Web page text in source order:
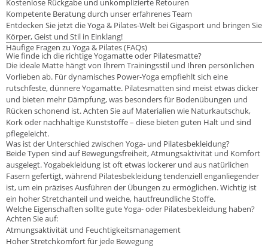
Kostenlose Rückgabe und unkomplizierte Retouren
Kompetente Beratung durch unser erfahrenes Team
Entdecken Sie jetzt die Yoga & Pilates-Welt bei Gigasport und bringen Sie
Körper, Geist und Stil in Einklang!
Häufige Fragen zu Yoga & Pilates (FAQs)
Wie finde ich die richtige Yogamatte oder Pilatesmatte?
Die ideale Matte hängt von Ihrem Trainingsstil und Ihren persönlichen
Vorlieben ab. Für dynamisches Power-Yoga empfiehlt sich eine
rutschfeste, dünnere Yogamatte. Pilatesmatten sind meist etwas dicker
und bieten mehr Dämpfung, was besonders für Bodenübungen und
Rücken schonend ist. Achten Sie auf Materialien wie Naturkautschuk,
Kork oder nachhaltige Kunststoffe – diese bieten guten Halt und sind
pflegeleicht.
Was ist der Unterschied zwischen Yoga- und Pilatesbekleidung?
Beide Typen sind auf Bewegungsfreiheit, Atmungsaktivität und Komfort
ausgelegt. Yogabekleidung ist oft etwas lockerer und aus natürlichen
Fasern gefertigt, während Pilatesbekleidung tendenziell enganliegender
ist, um ein präzises Ausführen der Übungen zu ermöglichen. Wichtig ist
ein hoher Stretchanteil und weiche, hautfreundliche Stoffe.
Welche Eigenschaften sollte gute Yoga- oder Pilatesbekleidung haben?
Achten Sie auf:
Atmungsaktivität und Feuchtigkeitsmanagement
Hoher Stretchkomfort für jede Bewegung